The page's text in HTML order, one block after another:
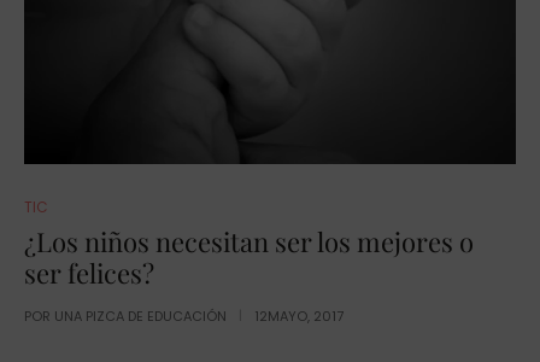
TIC
¿Los niños necesitan ser los mejores o
ser felices?
POR UNA PIZCA DE EDUCACIÓN 12MAYO, 2017